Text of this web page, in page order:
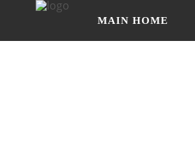
MAIN HOME